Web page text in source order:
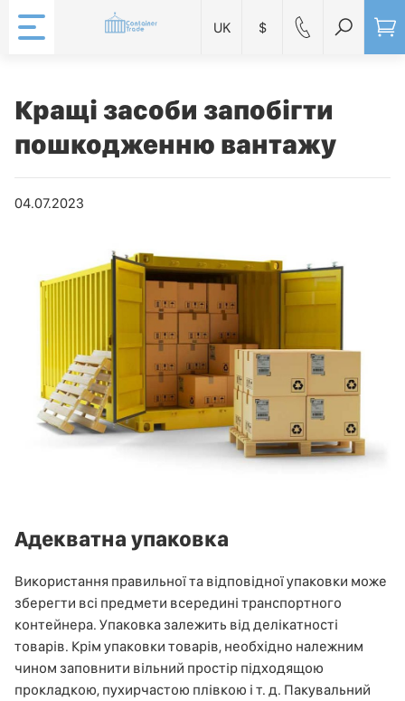
UK $
Кращі засоби запобігти
пошкодженню вантажу
04.07.2023
Адекватна упаковка
Використання правильної та відповідної упаковки може
зберегти всі предмети всередині транспортного
контейнера. Упаковка залежить від делікатності
товарів. Крім упаковки товарів, необхідно належним
чином заповнити вільний простір підходящою
прокладкою, пухирчастою плівкою і т. д. Пакувальний